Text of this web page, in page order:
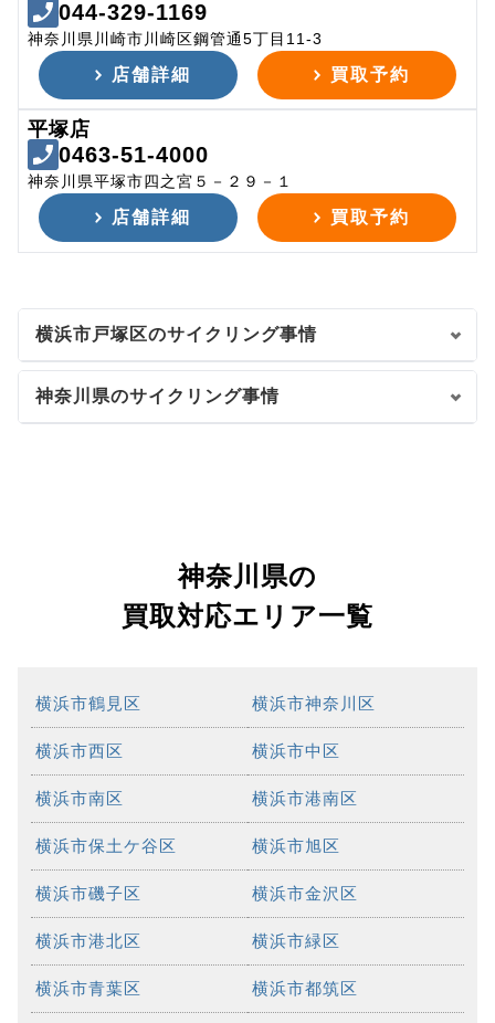
044-329-1169
神奈川県川崎市川崎区鋼管通5丁目11-3
店舗詳細 買取予約
平塚店
0463-51-4000
神奈川県平塚市四之宮５－２９－１
店舗詳細 買取予約
横浜市戸塚区のサイクリング事情
神奈川県のサイクリング事情
神奈川県の
買取対応エリア一覧
横浜市鶴見区 横浜市神奈川区
横浜市西区 横浜市中区
横浜市南区 横浜市港南区
横浜市保土ケ谷区 横浜市旭区
横浜市磯子区 横浜市金沢区
横浜市港北区 横浜市緑区
横浜市青葉区 横浜市都筑区